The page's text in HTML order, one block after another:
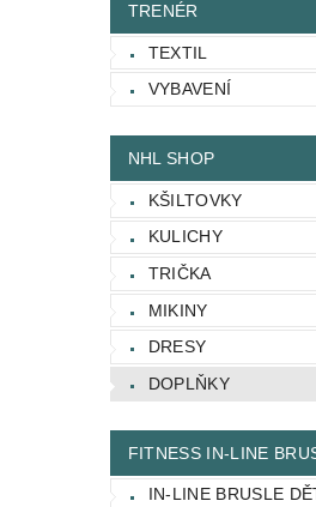
TRENÉR
TEXTIL
VYBAVENÍ
NHL SHOP
KŠILTOVKY
KULICHY
TRIČKA
MIKINY
DRESY
DOPLŇKY
FITNESS IN-LINE
IN-LINE BRUSLE